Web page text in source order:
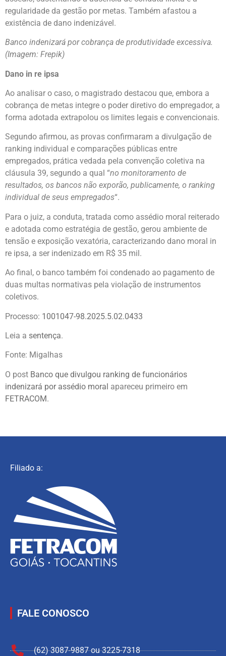
regularidade da gestão por metas. Também afastou a
existência de dano indenizável.
Banco indenizará por cobrança de produtividade excessiva.
(Imagem: Frepik)
Dano in re ipsa
Ao analisar o caso, o magistrado destacou que, embora a
cobrança de metas integre o poder diretivo do empregador, a
forma adotada extrapolou os limites legais e convencionais.
Segundo afirmou, as provas confirmaram a divulgação de
ranking individual e comparações públicas entre
empregados, prática vedada pela convenção coletiva na
cláusula 39, segundo a qual “no monitoramento de
resultados, os bancos não exporão, publicamente, o ranking
individual de seus empregados“.
Para o juiz, a conduta, tratada como assédio moral reiterado
e adotada como estratégia de gestão, gerou ambiente de
tensão e exposição vexatória, caracterizando dano moral in
re ipsa, a ser indenizado em R$ 35 mil.
Ao final, o banco também foi condenado ao pagamento de
duas multas normativas pela violação de instrumentos
coletivos.
Processo: 1001047-98.2025.5.02.0433
Leia a sentença.
Fonte: Migalhas
O post Banco que divulgou ranking de funcionários
indenizará por assédio moral apareceu primeiro em
FETRACOM.
Filiado a:
FALE CONOSCO
(62) 3087-9887 ou 3225-7318